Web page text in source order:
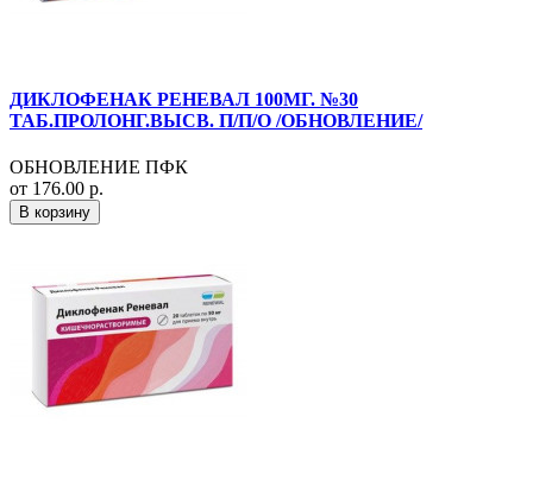
ДИКЛОФЕНАК РЕНЕВАЛ 100МГ. №30
ТАБ.ПРОЛОНГ.ВЫСВ. П/П/О /ОБНОВЛЕНИЕ/
ОБНОВЛЕНИЕ ПФК
от 176.00 р.
В корзину